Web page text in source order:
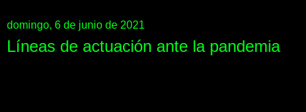
domingo, 6 de junio de 2021
Líneas de actuación ante la pandemia